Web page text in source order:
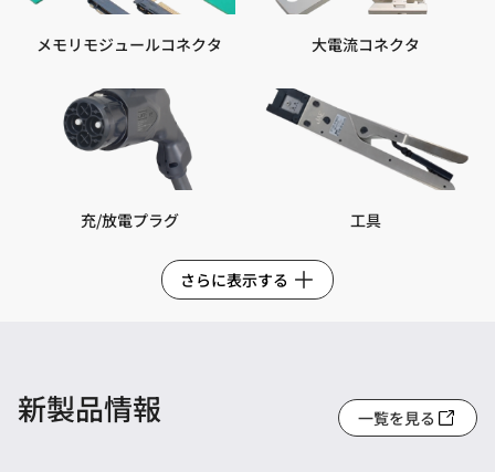
メモリモジュールコネクタ 大電流コネクタ
充/放電プラグ 工具
さらに表示する
新製品情報 一覧を見る